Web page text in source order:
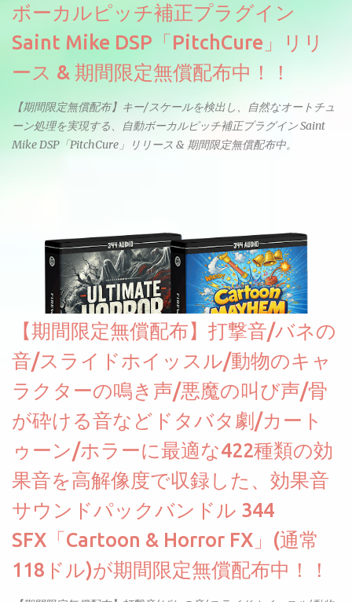
ボーカルピッチ補正プラグイン
Saint Mike DSP「PitchCure」リリ
ース & 期間限定無償配布中！！
【期間限定無償配布】キー/スケールを検出し、自然なオートチュ
ーン処理を実現する、自動ボーカルピッチ補正プラグイン Saint
Mike DSP「PitchCure」リリース & 期間限定無償配布中。
【期間限定無償配布】打撃音/バネの
音/スライドホイッスル/動物のキャ
ラクターの鳴き声/悪魔の叫び声/骨
が砕ける音などドタバタ劇/カート
ゥーン/ホラーに最適な422種類の効
果音を高解像度で収録した、効果音
サウンドパックバンドル 344
SFX「Cartoon & Horror FX」(通常
118ドル)が期間限定無償配布中！！